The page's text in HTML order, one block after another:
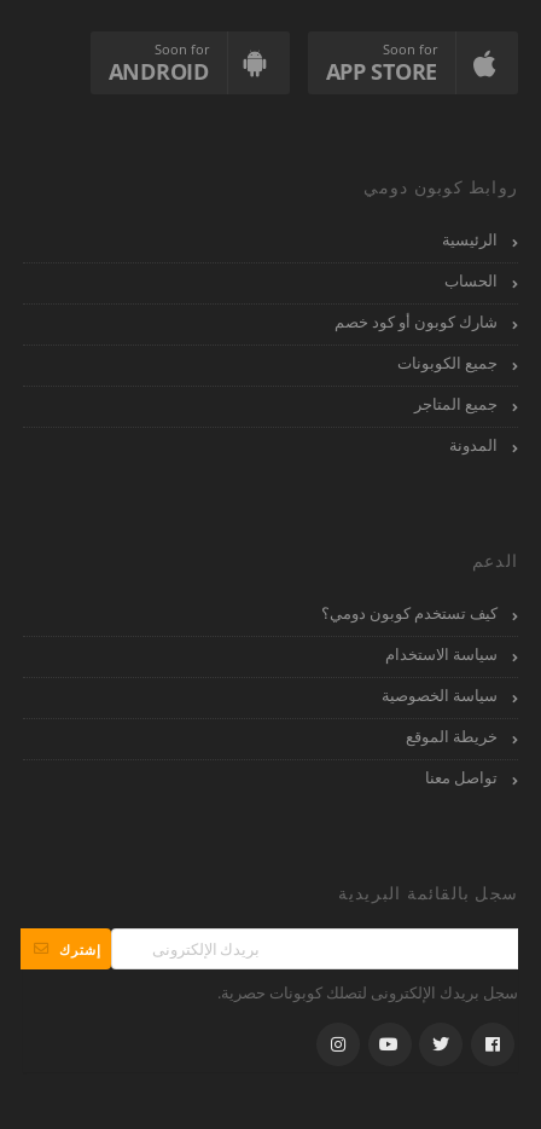
Soon for
APP STORE
Soon for
ANDROID
روابط كوبون دومي
الرئيسية
الحساب
شارك كوبون أو كود خصم
جميع الكوبونات
جميع المتاجر
المدونة
الدعم
كيف تستخدم كوبون دومي؟
سياسة الاستخدام
سياسة الخصوصية
خريطة الموقع
تواصل معنا
سجل بالقائمة البريدية
إشترك
سجل بريدك الإلكترونى لتصلك كوبونات حصرية.